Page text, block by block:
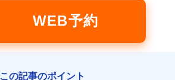
WEB予約
この記事のポイント